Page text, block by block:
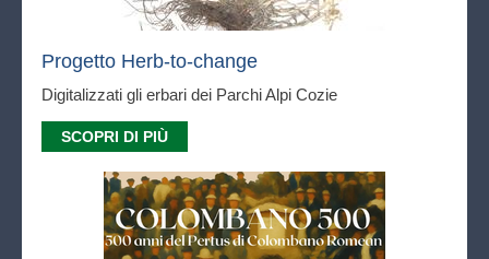
Progetto Herb-to-change
Digitalizzati gli erbari dei Parchi Alpi Cozie
SCOPRI DI PIÙ